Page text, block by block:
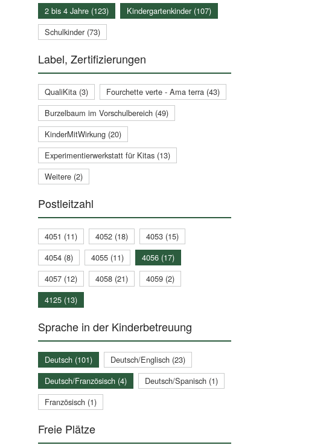
2 bis 4 Jahre (123)
Kindergartenkinder (107)
Schulkinder (73)
Label, Zertifizierungen
QualiKita (3)
Fourchette verte - Ama terra (43)
Burzelbaum im Vorschulbereich (49)
KinderMitWirkung (20)
Experimentierwerkstatt für Kitas (13)
Weitere (2)
Postleitzahl
4051 (11) 4052 (18)
4053 (15)
4054 (8)
4055 (11)
4056 (17)
4057 (12)
4058 (21)
4059 (2)
4125 (13)
Sprache in der Kinderbetreuung
Deutsch (101)
Deutsch/Englisch (23)
Deutsch/Französisch (4)
Deutsch/Spanisch (1)
Französisch (1)
Freie Plätze